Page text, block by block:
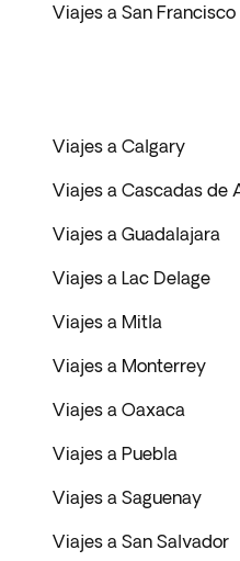
Viajes a San Francisco
Viajes a Calgary
Viajes a Cascadas de
Viajes a Guadalajara
Viajes a Lac Delage
Viajes a Mitla
Viajes a Monterrey
Viajes a Oaxaca
Viajes a Puebla
Viajes a Saguenay
Viajes a San Salvador